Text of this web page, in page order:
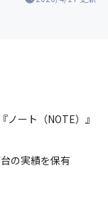
ート（NOTE）』
の実績を保有